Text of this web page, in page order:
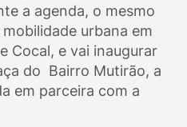
a agenda, o mesmo
urbana em
Cocal, e vai inaugurar
do Bairro Mutirão, a
em parceira com a